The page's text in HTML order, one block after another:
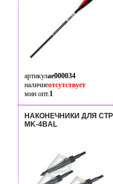
артикулae000034
наличиеотсутствует
мин опт.1
НАКОНЕЧНИКИ ДЛЯ
MK-4BAL